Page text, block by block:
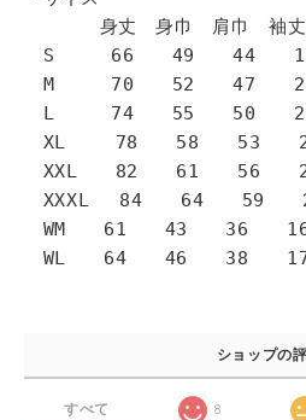
身丈 身巾 肩巾 袖丈
S 66 49 44
M 70 52 47
L 74 55 50
XL 78 58 53
XXL 82 61 56
XXXL 84 64 59
WM 61 43 36
WL 64 46 38
ショップの
すべて 8